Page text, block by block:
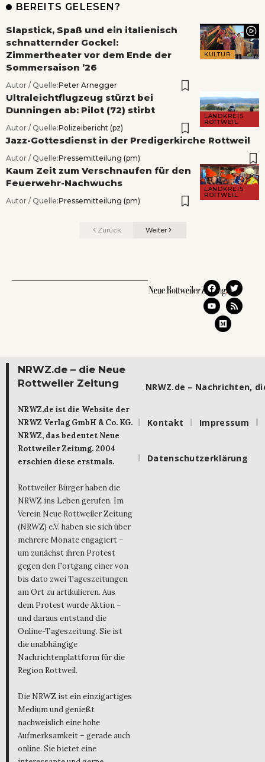
BEREITS GELESEN?
KULTUR
Slapstick, Spaß und ein italienisch
schnatternder Gockel:
Zimmertheater vor dem Ende der
Sommersaison ’26
Autor / Quelle:Peter Arnegger
LANDKREIS
ROTTWEIL
Ultraleichtflugzeug stürzt bei
Dunningen ab: Pilot (72) stirbt
Autor / Quelle:Polizeibericht (pz)
Jazz-Gottesdienst in der Predigerkirche Rottweil
Autor / Quelle:Pressemitteilung (pm)
LANDKREIS
ROTTWEIL
Kaum Zeit zum Verschnaufen für den
Feuerwehr-Nachwuchs
Autor / Quelle:Pressemitteilung (pm)
Zurück Weiter
NRWZ.de – die Neue
Rottweiler Zeitung
NRWZ.de ist die Website der
NRWZ Verlag GmbH & Co. KG.
NRWZ, das bedeutet Neue
Rottweiler Zeitung. 2004
erschien diese erstmals.
Rottweiler Bürger haben die
NRWZ ins Leben gerufen. Im
Verein Neue Rottweiler Zeitung
(NRWZ) e.V. haben sie sich über
mehrere Monate engagiert –
um zunächst ihren Protest
gegen den Fortgang einer von
bis dato zwei Tageszeitungen
am Ort zu artikulieren. Aus
dem Protest wurde Aktion –
und daraus entstand die
Online-Tageszeitung. Sie ist
die unabhängige
Nachrichtenplattform für die
Region Rottweil.
Die NRWZ ist ein einzigartiges
Medium und genießt
nachweislich eine hohe
Aufmerksamkeit – gerade auch
online. Sie bietet eine
NRWZ.de – Nachrichten,
Kontakt Impressum
Datenschutzerklärung